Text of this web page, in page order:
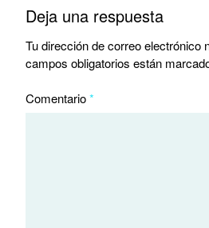
Deja una respuesta
Tu dirección de correo electrónico
campos obligatorios están
Comentario*